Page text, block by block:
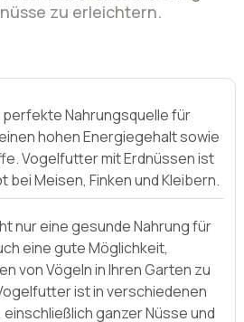
Nahrungsquelle für
Meisen, Finken und Kleibern.
nur eine gesunde Nahrung für
eine gute Möglichkeit,
von Vögeln in Ihren Garten zu
ist in verschiedenen
Ergebnisse beim Füttern
Vogelfutter zu erzielen,